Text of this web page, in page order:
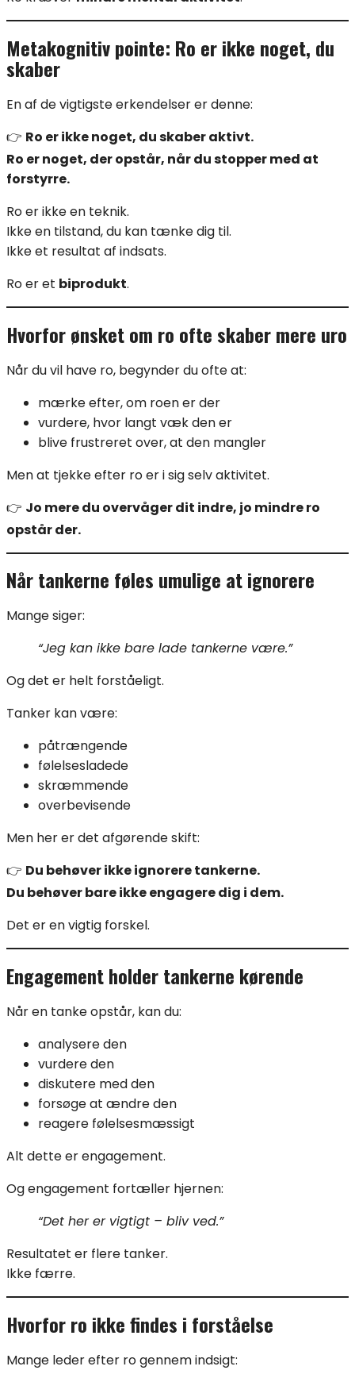
Metakognitiv pointe: Ro er ikke noget, du
skaber
En af de vigtigste erkendelser er denne:
👉 Ro er ikke noget, du skaber aktivt.
Ro er noget, der opstår, når du stopper med at
forstyrre.
Ro er ikke en teknik.
Ikke en tilstand, du kan tænke dig til.
Ikke et resultat af indsats.
Ro er et biprodukt.
Hvorfor ønsket om ro ofte skaber mere uro
Når du vil have ro, begynder du ofte at:
mærke efter, om roen er der
vurdere, hvor langt væk den er
blive frustreret over, at den mangler
Men at tjekke efter ro er i sig selv aktivitet.
👉 Jo mere du overvåger dit indre, jo mindre ro
opstår der.
Når tankerne føles umulige at ignorere
Mange siger:
“Jeg kan ikke bare lade tankerne være.”
Og det er helt forståeligt.
Tanker kan være:
påtrængende
følelsesladede
skræmmende
overbevisende
Men her er det afgørende skift:
👉 Du behøver ikke ignorere tankerne.
Du behøver bare ikke engagere dig i dem.
Det er en vigtig forskel.
Engagement holder tankerne kørende
Når en tanke opstår, kan du:
analysere den
vurdere den
diskutere med den
forsøge at ændre den
reagere følelsesmæssigt
Alt dette er engagement.
Og engagement fortæller hjernen:
“Det her er vigtigt – bliv ved.”
Resultatet er flere tanker.
Ikke færre.
Hvorfor ro ikke findes i forståelse
Mange leder efter ro gennem indsigt: